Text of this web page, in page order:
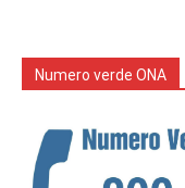
Numero verde ONA